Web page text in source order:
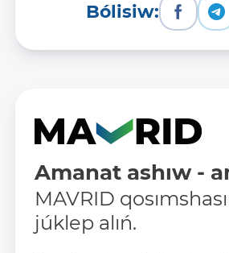
Bólisiw:
Amanat ashıw -
MAVRID
júklep alıń.